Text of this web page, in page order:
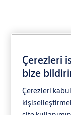
Çerezleri
bize
Çerezleri